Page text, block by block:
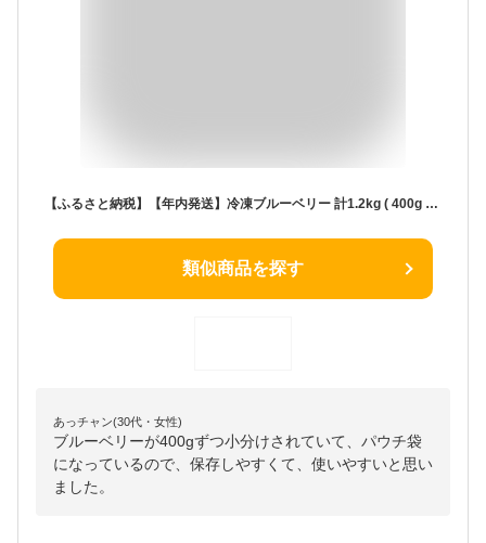
【ふるさと納税】【年内発送】冷凍ブルーベリー 計1.2kg ( 400g × 3パック ) 熊本県産 山都町産 ブルーベリー フルーツ スムージー 果物 小分け 国産【清和の恵み工房】[YAA003]
類似商品を探す
あっチャン(30代・女性)
ブルーベリーが400gずつ小分けされていて、パウチ袋
になっているので、保存しやすくて、使いやすいと思い
ました。